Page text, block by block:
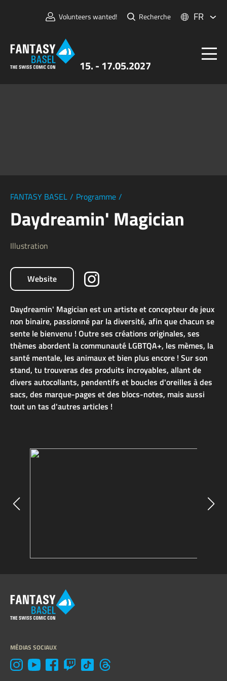
15. - 17.05.2027
Volunteers wanted! Recherche FR
FANTASY BASEL / Programme /
Daydreamin' Magician
Illustration
Website
Daydreamin' Magician est un artiste et concepteur de jeux
non binaire, passionné par la diversité, afin que chacun se
sente le bienvenu ! Outre ses créations originales, ses
thèmes abordent la communauté LGBTQA+, les mèmes, la
santé mentale, les animaux et bien plus encore ! Sur son
stand, tu trouveras des produits incroyables, allant de
divers autocollants, pendentifs et boucles d'oreilles à des
sacs, des marque-pages et des blocs-notes, mais aussi
tout un tas d'autres articles !
MÉDIAS SOCIAUX